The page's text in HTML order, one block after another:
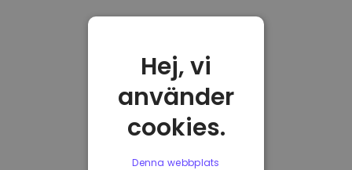
Hej, vi
använder
cookies.
Denna webbplats